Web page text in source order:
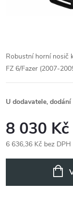
Robustní horní nosič
FZ 6/Fazer (2007-
U dodavatele,
8 030 Kč
6 636,36 Kč bez DPH